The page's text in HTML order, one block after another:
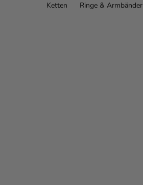
Ketten Ringe & Armbänder